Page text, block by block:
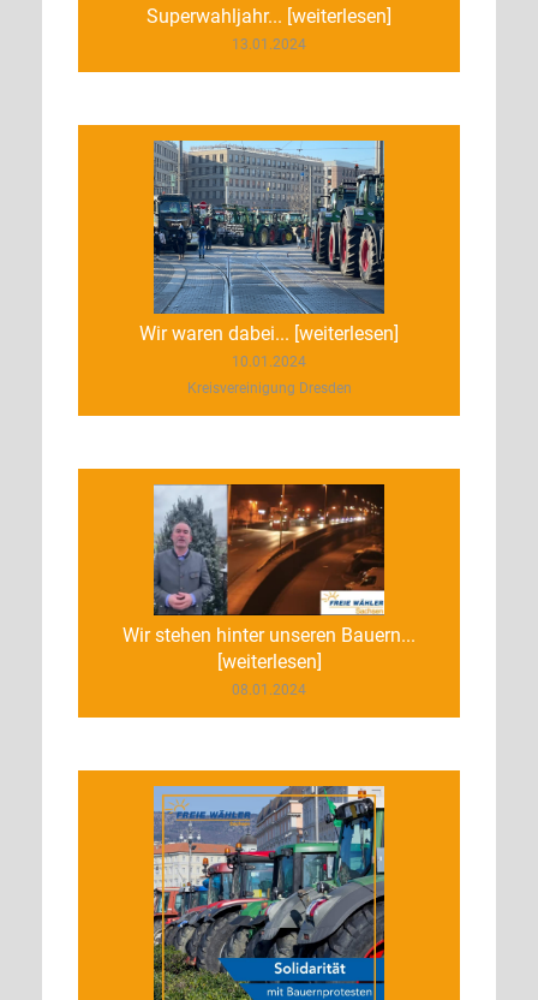
Superwahljahr... [weiterlesen]
13.01.2024
Wir waren dabei... [weiterlesen]
10.01.2024
Kreisvereinigung Dresden
Wir stehen hinter unseren Bauern...
[weiterlesen]
08.01.2024